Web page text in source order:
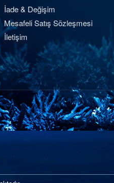
İade & Değişim
Mesafeli Satış Sözleşmesi
İletişim